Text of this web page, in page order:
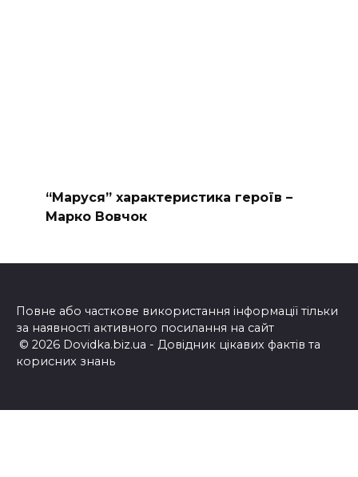
“Маруся” характеристика героїв –
Марко Вовчок
Повне або часткове використання інформації тільки
за наявності активного посилання на сайт
© 2026 Dovidka.biz.ua - Довідник цікавих фактів та
корисних знань